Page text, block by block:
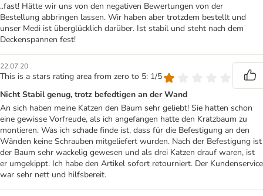
..fast! Hätte wir uns von den negativen Bewertungen von der
Bestellung abbringen lassen. Wir haben aber trotzdem bestellt und
unser Medi ist überglücklich darüber. Ist stabil und steht nach dem
Deckenspannen fest!
22.07.20
This is a stars rating area from zero to 5: 1/5
Nicht Stabil genug, trotz befedtigen an der Wand
An sich haben meine Katzen den Baum sehr geliebt! Sie hatten schon
eine gewisse Vorfreude, als ich angefangen hatte den Kratzbaum zu
montieren. Was ich schade finde ist, dass für die Befestigung an den
Wänden keine Schrauben mitgeliefert wurden. Nach der Befestigung ist
der Baum sehr wackelig gewesen und als drei Katzen drauf waren, ist
er umgekippt. Ich habe den Artikel sofort retourniert. Der Kundenservice
war sehr nett und hilfsbereit.